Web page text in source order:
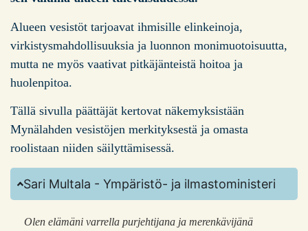
Alueen vesistöt tarjoavat ihmisille elinkeinoja,
virkistysmahdollisuuksia ja luonnon monimuotoisuutta,
mutta ne myös vaativat pitkäjänteistä hoitoa ja
huolenpitoa.
Tällä sivulla päättäjät kertovat näkemyksistään
Mynälahden vesistöjen merkityksestä ja omasta
roolistaan niiden säilyttämisessä.
Sari Multala - Ympäristö- ja ilmastoministeri
Olen elämäni varrella purjehtijana ja merenkävijänä